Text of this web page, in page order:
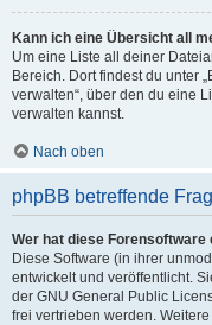
Kann ich eine Übersicht all
Um eine Liste all deiner
Bereich. Dort findest du unter
verwalten“, über den du eine
verwalten kannst.
Nach oben
phpBB betreffende
Wer hat diese Forensoftware
Diese Software (in ihrer
entwickelt und veröffentlicht.
der GNU General Public
frei vertrieben werden.